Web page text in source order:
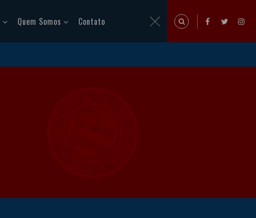
Quem Somos Contato